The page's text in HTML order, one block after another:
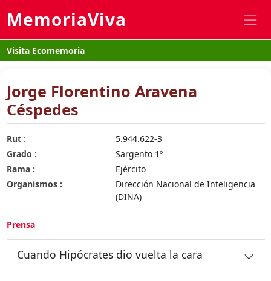
MemoriaViva
Visita Ecomemoria
Jorge Florentino Aravena
Céspedes
Rut :
5.944.622-3
Grado :
Sargento 1º
Rama :
Ejército
Organismos :
Dirección Nacional de Inteligencia
(DINA)
Prensa
Cuando Hipócrates dio vuelta la cara